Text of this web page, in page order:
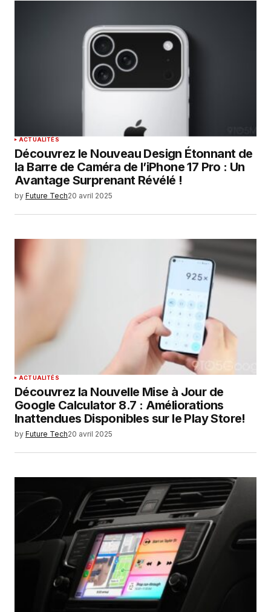
ACTUALITÉS
Découvrez le Nouveau Design Étonnant de
la Barre de Caméra de l’iPhone 17 Pro : Un
Avantage Surprenant Révélé !
by Future Tech20 avril 2025
ACTUALITÉS
Découvrez la Nouvelle Mise à Jour de
Google Calculator 8.7 : Améliorations
Inattendues Disponibles sur le Play Store!
by Future Tech20 avril 2025